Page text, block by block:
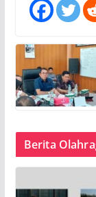
Berita